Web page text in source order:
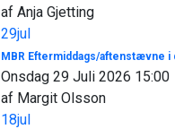
af Anja Gjetting
29jul
MBR Eftermiddags/aftenstævne i
Onsdag 29 Juli 2026 15:00
af Margit Olsson
18jul